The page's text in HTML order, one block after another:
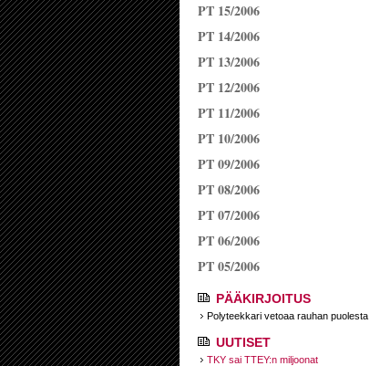
PT 15/2006
PT 14/2006
PT 13/2006
PT 12/2006
PT 11/2006
PT 10/2006
PT 09/2006
PT 08/2006
PT 07/2006
PT 06/2006
PT 05/2006
PÄÄKIRJOITUS
Polyteekkari vetoaa rauhan puolesta
UUTISET
TKY sai TTEY:n miljoonat